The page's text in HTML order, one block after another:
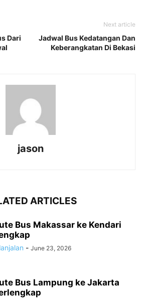
Dari
Next article
Jadwal Bus Kedatangan Dan
Keberangkatan Di Bekasi
jason
ARTICLES
Bus Makassar ke Kendari
- June 23, 2026
Bus Lampung ke Jakarta